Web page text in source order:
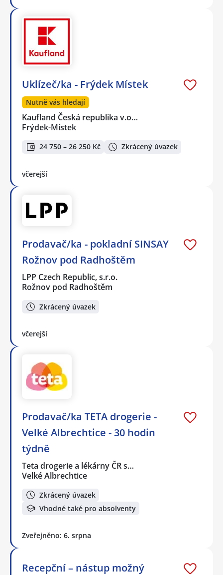
Uklízeč/ka - Frýdek Místek
Nutně vás hledají
Kaufland Česká republika v.o…
Frýdek-Místek
24 750 – 26 250 Kč Zkrácený úvazek
včerejší
Prodavač/ka - pokladní SINSAY
Rožnov pod Radhoštěm
LPP Czech Republic, s.r.o.
Rožnov pod Radhoštěm
Zkrácený úvazek
včerejší
Prodavač/ka TETA drogerie -
Velké Albrechtice - 30 hodin
týdně
Teta drogerie a lékárny ČR s…
Velké Albrechtice
Zkrácený úvazek
Vhodné také pro absolventy
Zveřejněno: 6. srpna
Recepční – nástup možný